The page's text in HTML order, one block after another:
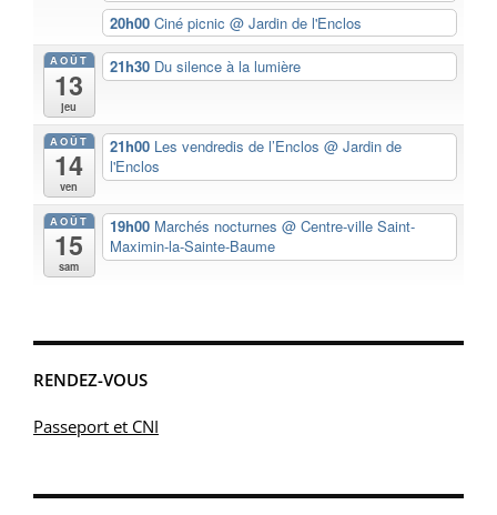
20h00 Ciné picnic @ Jardin de l'Enclos
AOÛT
13
jeu
21h30 Du silence à la lumière
AOÛT
14
ven
21h00 Les vendredis de l’Enclos @ Jardin de
l'Enclos
AOÛT
15
sam
19h00 Marchés nocturnes @ Centre-ville Saint-
Maximin-la-Sainte-Baume
RENDEZ-VOUS
Passeport et CNI